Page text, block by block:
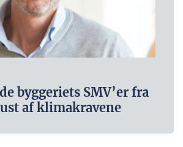
byggeriets SMV’er fra
af klimakravene